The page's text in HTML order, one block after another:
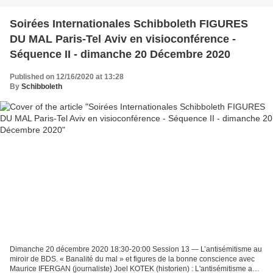
Soirées Internationales Schibboleth FIGURES
DU MAL Paris-Tel Aviv en visioconférence -
Séquence II - dimanche 20 Décembre 2020
Published on 12/16/2020 at 13:28
By Schibboleth
Dimanche 20 décembre 2020 18:30-20:00 Session 13 — L’antisémitisme au
miroir de BDS. « Banalité du mal » et figures de la bonne conscience avec
Maurice IFERGAN (journaliste) Joel KOTEK (historien) : L'antisémitisme au